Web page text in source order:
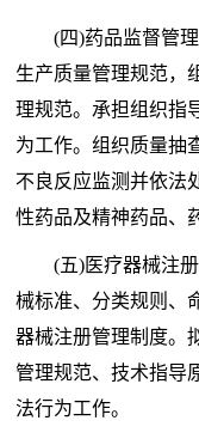
(四)药品监督管
生产质量管理规范，
理规范。承担组织指
为工作。组织质量抽
不良反应监测并依法
性药品及精神药品、
(五)医疗器械注
械标准、分类规则、
器械注册管理制度。
管理规范、技术指导
法行为工作。